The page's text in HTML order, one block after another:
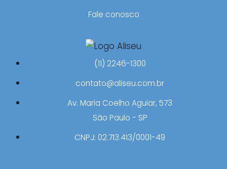
Fale conosco
(11) 2246-1300
contato@aliseu.com.br
Av. Maria Coelho Aguiar, 573
São Paulo - SP
CNPJ: 02.713.413/0001-49